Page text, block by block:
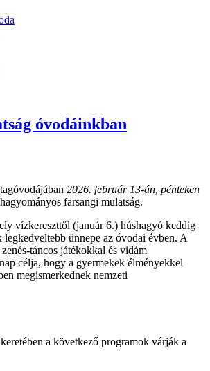
óvodáinkban
2026. február 13-án, pénteken
farsangi mulatság.
vízkereszttől (január 6.) húshagyó keddig
ünnepe az óvodai évben. A
táncos játékokkal és vidám
célja, hogy a gyermekek élményekkel
megismerkednek nemzeti
a következő programok várják a